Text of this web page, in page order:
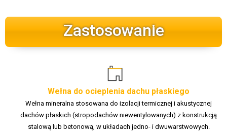
Zastosowanie
Wełna do ocieplenia dachu płaskiego
Wełna mineralna stosowana do izolacji termicznej i akustycznej
dachów płaskich (stropodachów niewentylowanych) z konstrukcją
stalową lub betonową, w układach jedno- i dwuwarstwowych.